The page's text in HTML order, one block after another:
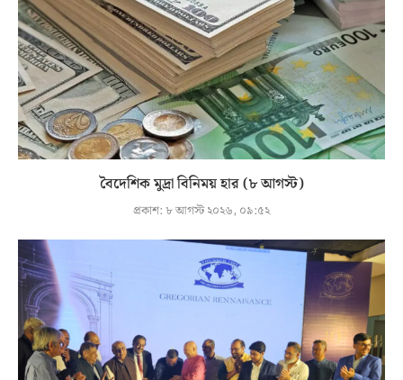
বৈদেশিক মুদ্রা বিনিময় হার (৮ আগস্ট)
প্রকাশ: ৮ আগস্ট ২০২৬, ০৯:৫২